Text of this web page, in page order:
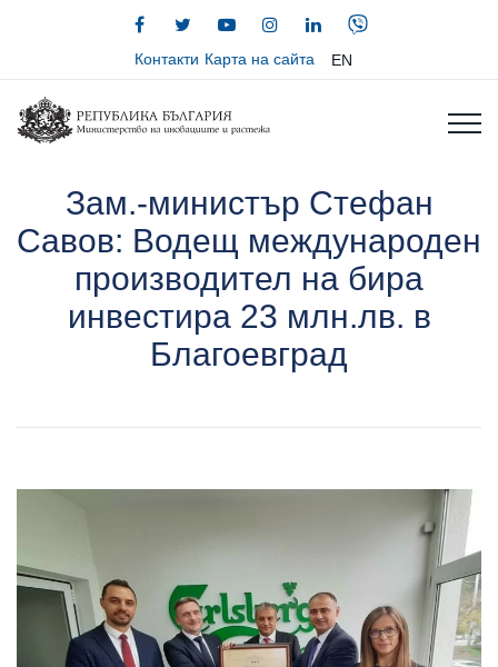
Контакти Карта на сайта EN
Зам.-министър Стефан
Савов: Водещ международен
производител на бира
инвестира 23 млн.лв. в
Благоевград